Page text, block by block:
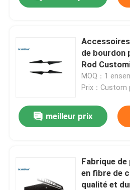
de bourdon
Rod
MOQ：1
Prix：Custom
meilleur prix
Fabrique
en fibre de
qualité et